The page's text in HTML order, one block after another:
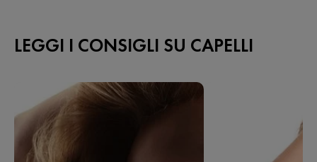
LEGGI I CONSIGLI SU CAPELLI